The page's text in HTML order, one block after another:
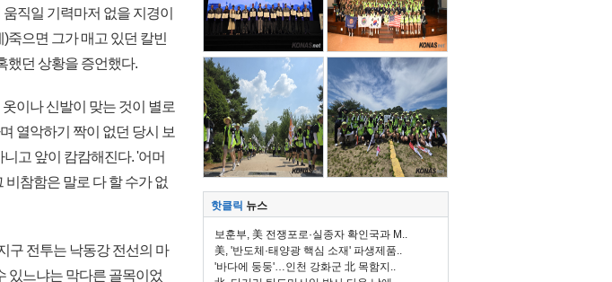
직일 기력마저 없을 지경이
죽으면 그가 매고 있던 칼빈
했던 상황을 증언했다.
이나 신발이 맞는 것이 별로
열악하기 짝이 없던 당시 보
고 앞이 캄캄해진다. '어머
비참함은 말로 다 할 수가 없
구 전투는 낙동강 전선의 마
있느냐는 막다른 골목이었
핫클릭 뉴스
보훈부, 美 전쟁포로·실종자 확인국과 M..
美, '반도체·태양광 핵심 소재' 파생제품..
'바다에 둥둥'…인천 강화군 北 목함지..